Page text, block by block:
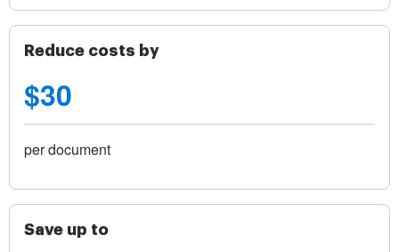
Reduce costs by
$30
per document
Save up to